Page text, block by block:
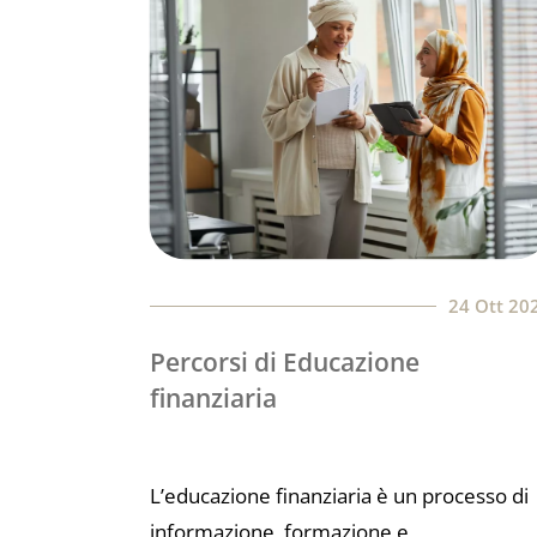
24 Ott
Percorsi di Educazione
finanziaria
L’educazione finanziaria è un processo di